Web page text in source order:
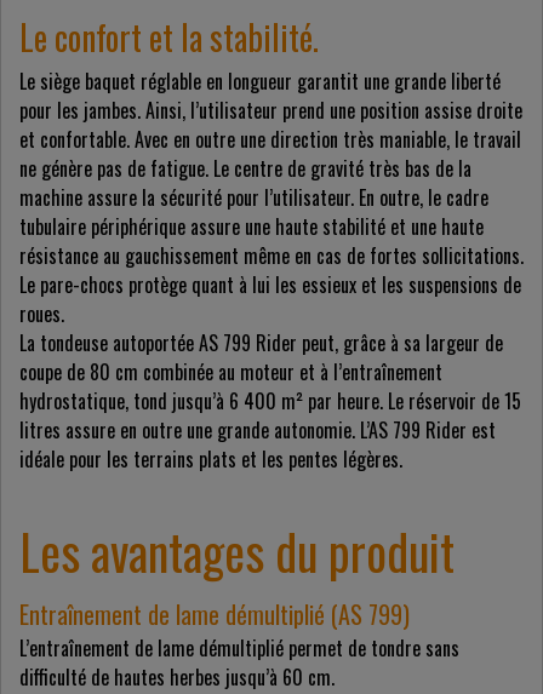
Le confort et la stabilité.
Le siège baquet réglable en longueur garantit une grande liberté
pour les jambes. Ainsi, l’utilisateur prend une position assise droite
et confortable. Avec en outre une direction très maniable, le travail
ne génère pas de fatigue. Le centre de gravité très bas de la
machine assure la sécurité pour l’utilisateur. En outre, le cadre
tubulaire périphérique assure une haute stabilité et une haute
résistance au gauchissement même en cas de fortes sollicitations.
Le pare-chocs protège quant à lui les essieux et les suspensions de
roues.
La tondeuse autoportée AS 799 Rider peut, grâce à sa largeur de
coupe de 80 cm combinée au moteur et à l’entraînement
hydrostatique, tond jusqu’à 6 400 m² par heure. Le réservoir de 15
litres assure en outre une grande autonomie. L’AS 799 Rider est
idéale pour les terrains plats et les pentes légères.
Les avantages du produit
Entraînement de lame démultiplié (AS 799)
L’entraînement de lame démultiplié permet de tondre sans
difficulté de hautes herbes jusqu’à 60 cm.